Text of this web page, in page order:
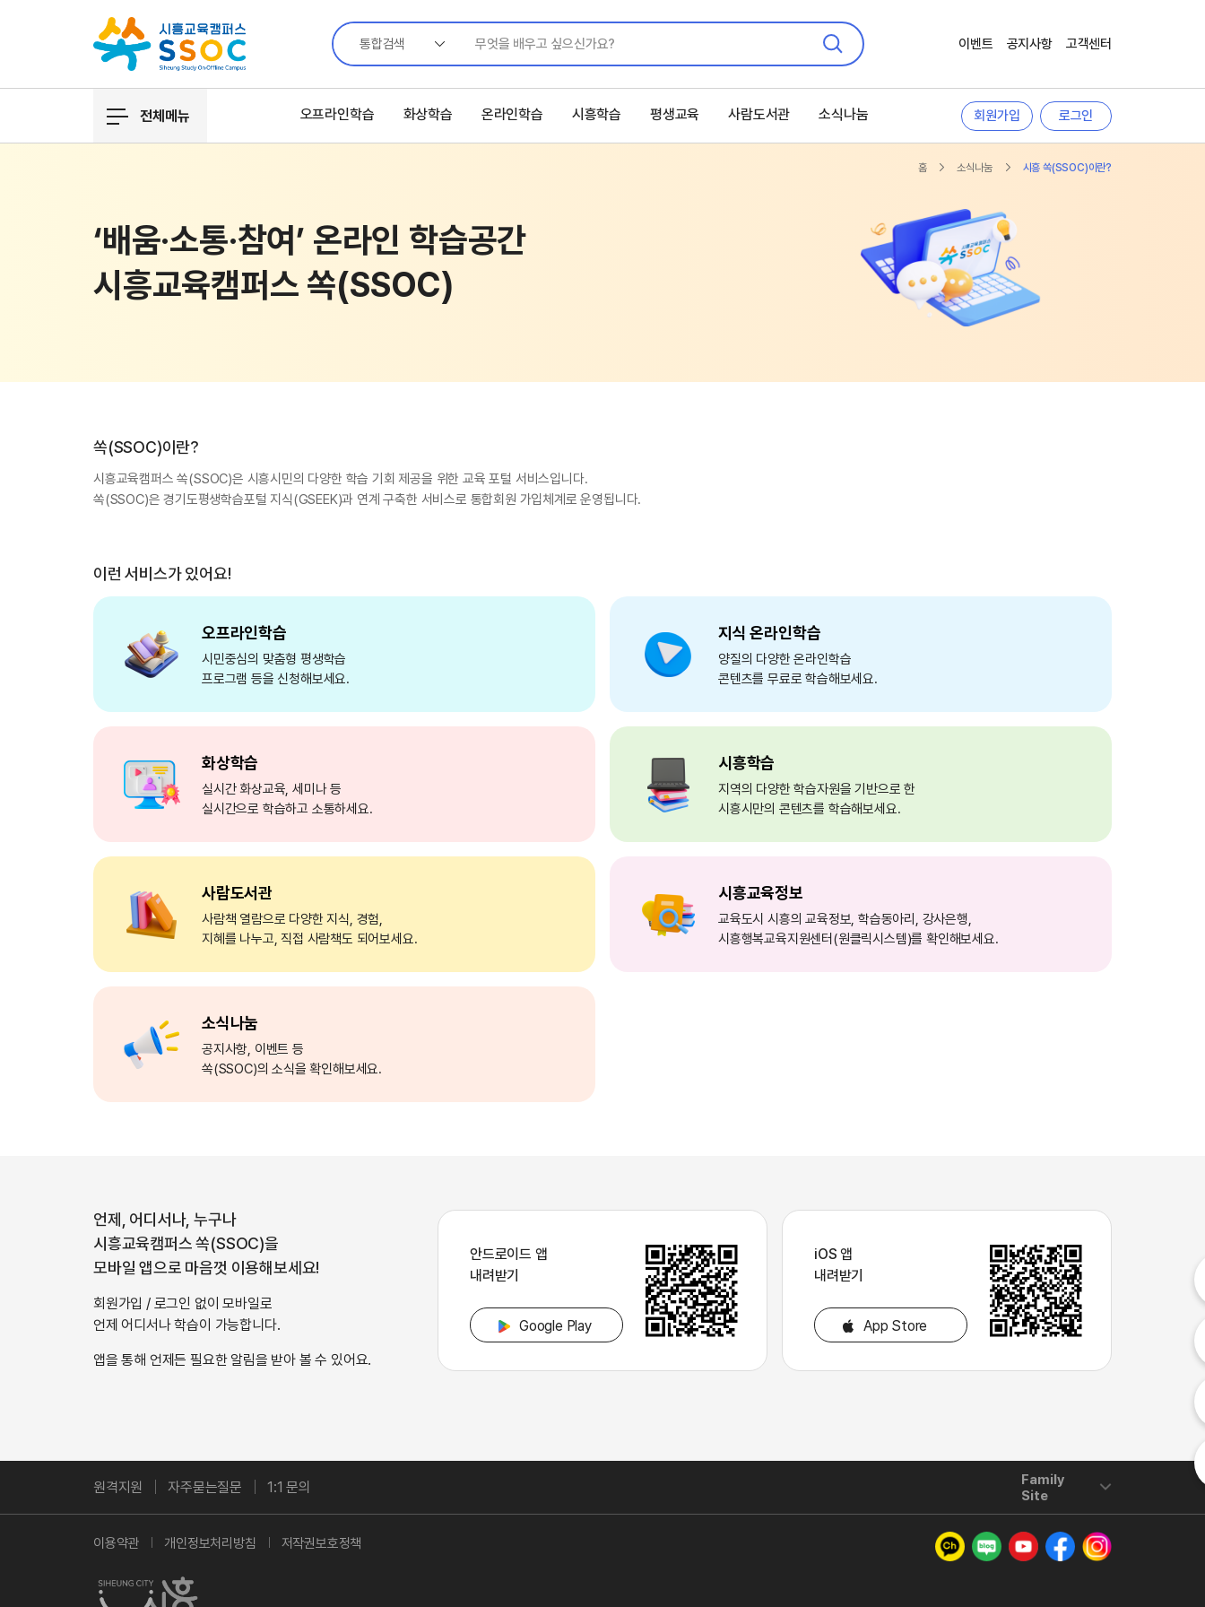
통합검색 검색 이벤트 공지사항 고객센터
전체메뉴 오프라인학습 화상학습 온라인학습 시흥학습 평생교육 사람도서관 소식나눔 회원가입 로그인
홈 소식나눔 시흥 쏙(SSOC)이란?
‘배움·소통·참여’ 온라인 학습공간
시흥교육캠퍼스 쏙(SSOC)
쏙(SSOC)이란?
시흥교육캠퍼스 쏙(SSOC)은 시흥시민의 다양한 학습 기회 제공을 위한 교육 포털 서비스입니다.
쏙(SSOC)은 경기도평생학습포털 지식(GSEEK)과 연계 구축한 서비스로 통합회원 가입체계로 운영됩니다.
이런 서비스가 있어요!
오프라인학습
시민중심의 맞춤형 평생학습
프로그램 등을 신청해보세요.
지식 온라인학습
양질의 다양한 온라인학습
콘텐츠를 무료로 학습해보세요.
화상학습
실시간 화상교육, 세미나 등
실시간으로 학습하고 소통하세요.
시흥학습
지역의 다양한 학습자원을 기반으로 한
시흥시만의 콘텐츠를 학습해보세요.
사람도서관
사람책 열람으로 다양한 지식, 경험,
지혜를 나누고, 직접 사람책도 되어보세요.
시흥교육정보
교육도시 시흥의 교육정보, 학습동아리, 강사은행,
시흥행복교육지원센터(원클릭시스템)를 확인해보세요.
소식나눔
공지사항, 이벤트 등
쏙(SSOC)의 소식을 확인해보세요.
앱 다운로드
언제, 어디서나, 누구나
시흥교육캠퍼스 쏙(SSOC)을
모바일 앱으로 마음껏 이용해보세요!
회원가입 / 로그인 없이 모바일로
언제 어디서나 학습이 가능합니다.
앱을 통해 언제든 필요한 알림을 받아 볼 수 있어요.
안드로이드 앱
내려받기
Google Play
iOS 앱
내려받기
App Store
원격지원 자주묻는질문 1:1 문의
Family
Site
이용약관 개인정보처리방침 저작권보호정책 카카오톡 채널네이버 블로그
유튜브 페이스북인스타그램